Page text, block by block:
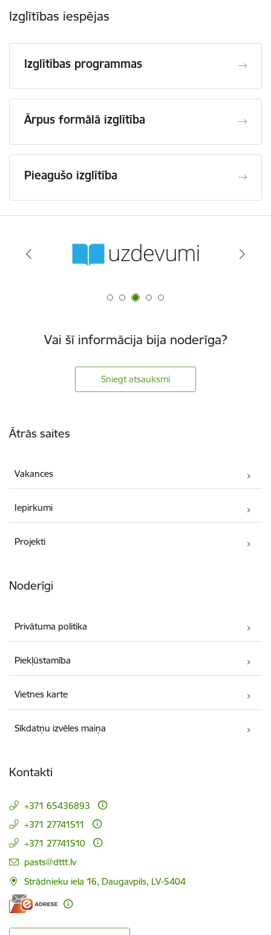
Izglītības iespējas
Izglītības programmas
Ārpus formālā izglītība
Pieagušo izglītība
Vai šī informācija bija noderīga?
Sniegt atsauksmi
Ātrās saites
Vakances
Iepirkumi
Projekti
Noderīgi
Privātuma politika
Piekļūstamība
Vietnes karte
Sīkdatņu izvēles maiņa
Kontakti
+371 65436893
+371 27741511
+371 27741510
E-pasts:
pasts@dttt.lv
Strādnieku iela 16, Daugavpils, LV-5404